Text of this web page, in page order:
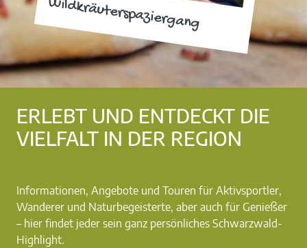
Wildkräuterspaziergang
ERLEBT UND ENTDECKT DIE
VIELFALT IN DER REGION
Informationen, Angebote und Touren für Aktivsportler,
Wanderer und Naturbegeisterte, aber auch für Genießer
– hier findet jeder sein ganz persönliches Schwarzwald-
Highlight.